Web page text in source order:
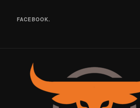
FACEBOOK.